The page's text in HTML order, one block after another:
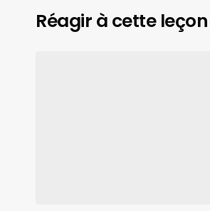
Réagir à cette leçon